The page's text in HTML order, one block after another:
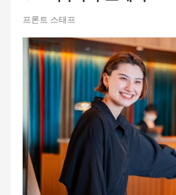
프론트 스태프